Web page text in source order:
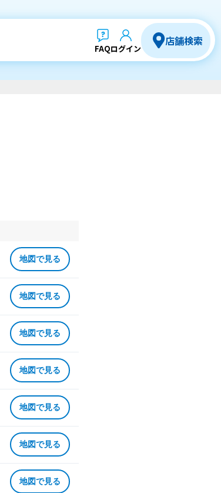
FAQログイン
店舗検索
地図で見る
地図で見る
地図で見る
地図で見る
地図で見る
地図で見る
地図で見る